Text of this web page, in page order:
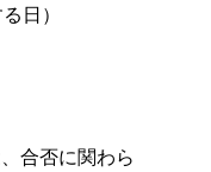
日）
否に関わら